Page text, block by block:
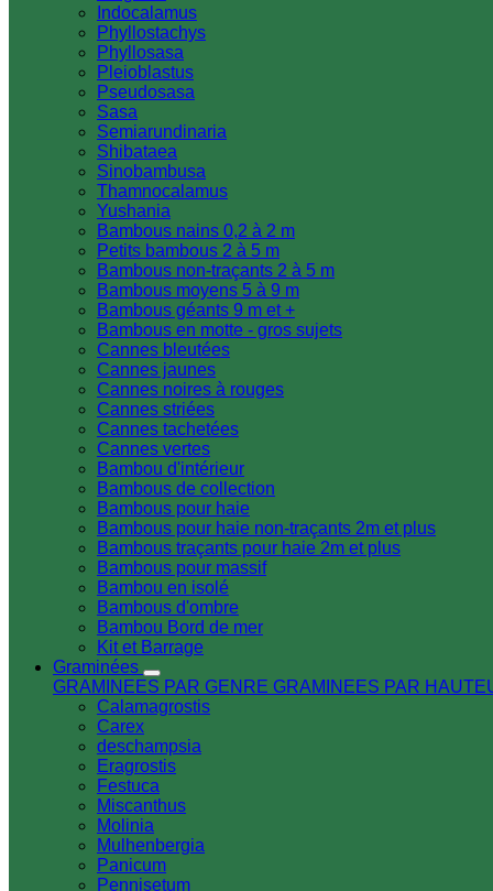
Indocalamus
Phyllostachys
Phyllosasa
Pleioblastus
Pseudosasa
Sasa
Semiarundinaria
Shibataea
Sinobambusa
Thamnocalamus
Yushania
Bambous nains 0,2 à 2 m
Petits bambous 2 à 5 m
Bambous non-traçants 2 à 5 m
Bambous moyens 5 à 9 m
Bambous géants 9 m et +
Bambous en motte - gros sujets
Cannes bleutées
Cannes jaunes
Cannes noires à rouges
Cannes striées
Cannes tachetées
Cannes vertes
Bambou d'intérieur
Bambous de collection
Bambous pour haie
Bambous pour haie non-traçants 2m et plus
Bambous traçants pour haie 2m et plus
Bambous pour massif
Bambou en isolé
Bambous d'ombre
Bambou Bord de mer
Kit et Barrage
Graminées
GRAMINEES PAR GENRE GRAMINEES PAR
Calamagrostis
Carex
deschampsia
Eragrostis
Festuca
Miscanthus
Molinia
Mulhenbergia
Panicum
Pennisetum